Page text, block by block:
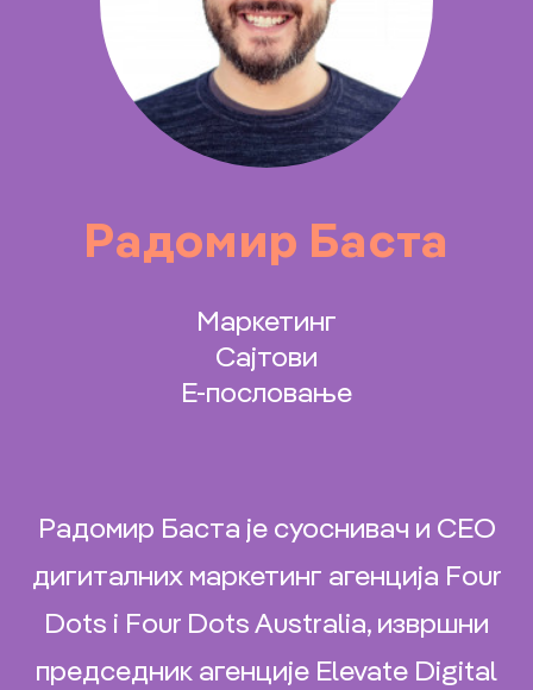
Радомир Баста
Маркетинг
Сајтови
Е-пословање
Радомир Баста је суоснивач и CEO
дигиталних маркетинг агенција Four
Dots i Four Dots Australia, извршни
председник агенције Elevate Digital